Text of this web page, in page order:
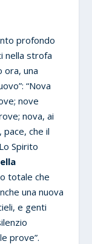
profondo
nella strofa
ora, una
“Nova
nove
nova, ai
che il
Spirito
totale che
una nuova
e genti
prove”.